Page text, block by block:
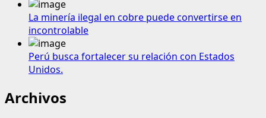
La minería ilegal en cobre puede convertirse en
incontrolable
Perú busca fortalecer su relación con Estados
Unidos.
Archivos